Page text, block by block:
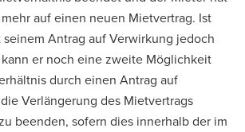
auf einen neuen Mietvertrag. Ist
Antrag auf Verwirkung jedoch
er noch eine zweite Möglichkeit
durch einen Antrag auf
Verlängerung des Mietvertrags
beenden, sofern dies innerhalb der im